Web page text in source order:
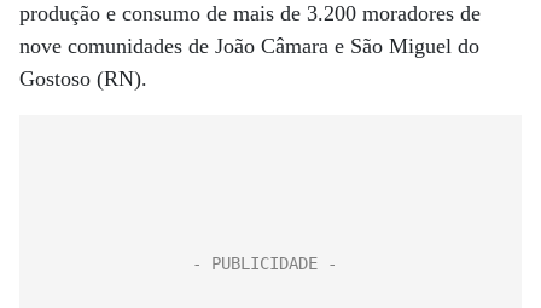
produção e consumo de mais de 3.200 moradores de
nove comunidades de João Câmara e São Miguel do
Gostoso (RN).